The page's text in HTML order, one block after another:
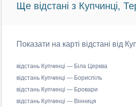
Ще відстані з Купчинці,
Показати на карті відстані від
відстань Купчинці — Біла Церква
відстань Купчинці — Бориспіль
відстань Купчинці — Бровари
відстань Купчинці — Вінниця